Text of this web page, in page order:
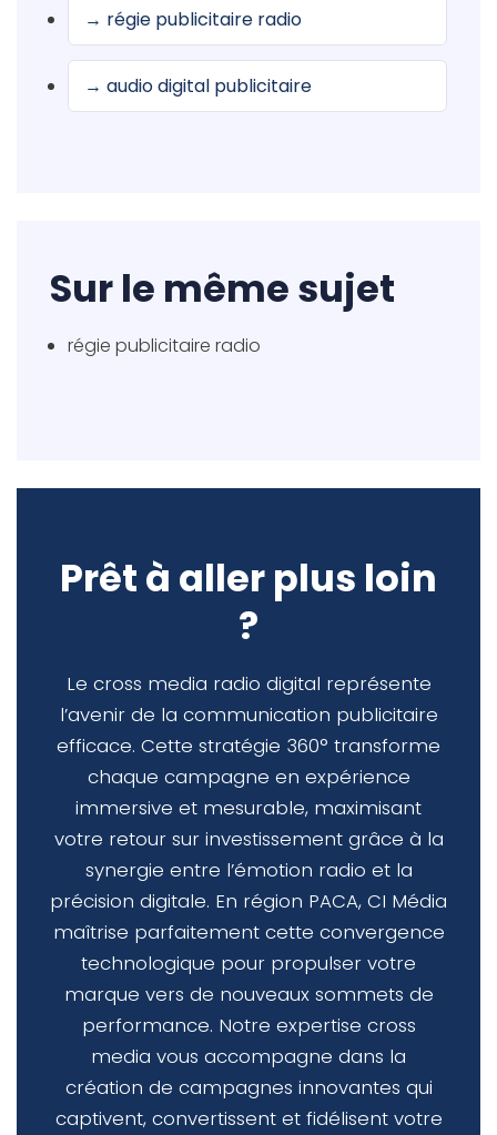
→ régie publicitaire radio
→ audio digital publicitaire
Sur le même sujet
régie publicitaire radio
Prêt à aller plus loin
?
Le cross media radio digital représente
l’avenir de la communication publicitaire
efficace. Cette stratégie 360° transforme
chaque campagne en expérience
immersive et mesurable, maximisant
votre retour sur investissement grâce à la
synergie entre l’émotion radio et la
précision digitale. En région PACA, CI Média
maîtrise parfaitement cette convergence
technologique pour propulser votre
marque vers de nouveaux sommets de
performance. Notre expertise cross
media vous accompagne dans la
création de campagnes innovantes qui
captivent, convertissent et fidélisent votre